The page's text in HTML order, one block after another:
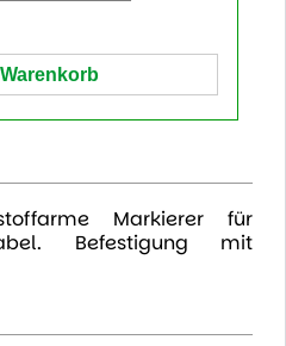
Markierer für
Befestigung mit